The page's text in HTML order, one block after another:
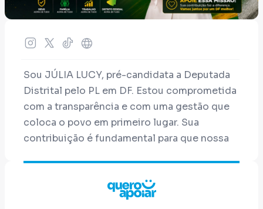
Sou JÚLIA LUCY, pré-candidata a Deputada
Distrital pelo PL em DF. Estou comprometida
com a transparência e com uma gestão que
coloca o povo em primeiro lugar. Sua
contribuição é fundamental para que nossa